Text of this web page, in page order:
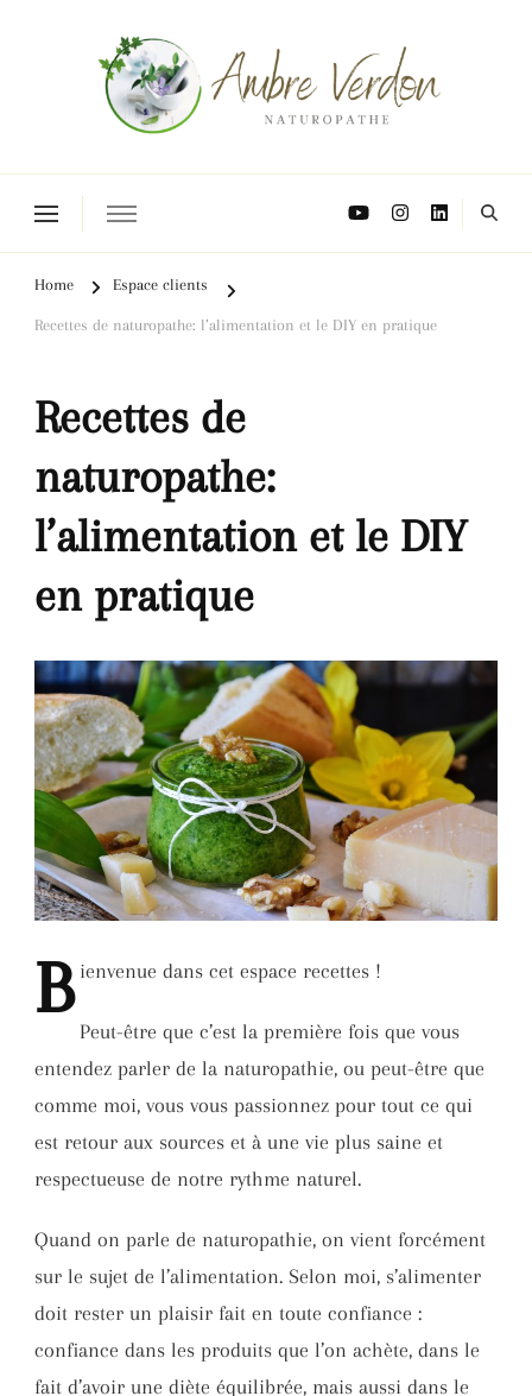
Home Espace clients
Recettes de naturopathe: l’alimentation et le DIY en pratique
Recettes de
naturopathe:
l’alimentation et le DIY
en pratique
B ienvenue dans cet espace recettes !
Peut-être que c’est la première fois que vous
entendez parler de la naturopathie, ou peut-être que
comme moi, vous vous passionnez pour tout ce qui
est retour aux sources et à une vie plus saine et
respectueuse de notre rythme naturel.
Quand on parle de naturopathie, on vient forcément
sur le sujet de l’alimentation. Selon moi, s’alimenter
doit rester un plaisir fait en toute confiance :
confiance dans les produits que l’on achète, dans le
fait d’avoir une diète équilibrée, mais aussi dans le